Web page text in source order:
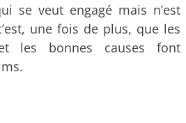
se veut engagé mais n’est
une fois de plus, que les
les bonnes causes font